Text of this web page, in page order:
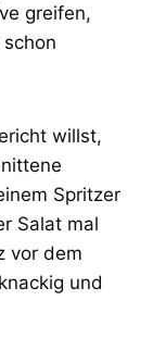
greifen,
willst,
Spritzer
Salat mal
vor dem
und